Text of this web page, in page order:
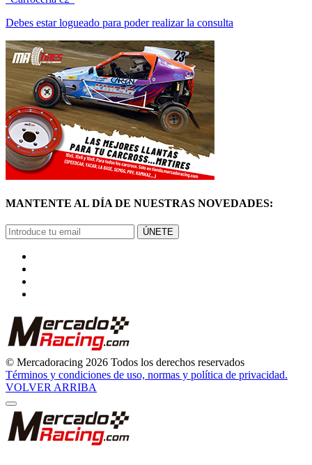
Debes estar logueado para poder realizar la consulta
MANTENTE AL DÍA DE NUESTRAS NOVEDADES:
ÚNETE
© Mercadoracing 2026 Todos los derechos reservados
Términos y condiciones de uso, normas y política de privacidad.
VOLVER ARRIBA